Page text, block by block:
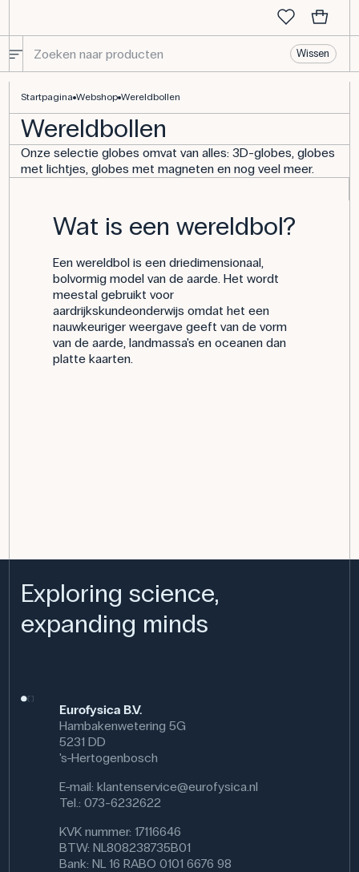
Wissen
Startpagina Webshop Wereldbollen
Wereldbollen
Onze selectie globes omvat van alles: 3D-globes, globes
met lichtjes, globes met magneten en nog veel meer.
Wat is een wereldbol?
Een wereldbol is een driedimensionaal,
bolvormig model van de aarde. Het wordt
meestal gebruikt voor
aardrijkskundeonderwijs omdat het een
nauwkeuriger weergave geeft van de vorm
van de aarde, landmassa's en oceanen dan
platte kaarten.
Exploring science,
expanding minds
Eurofysica B.V.
Hambakenwetering 5G
5231 DD
's-Hertogenbosch
E-mail:klantenservice@eurofysica.nl
Tel.: 073-6232622
KVK nummer: 17116646
BTW: NL808238735B01
Bank: NL 16 RABO 0101 6676 98